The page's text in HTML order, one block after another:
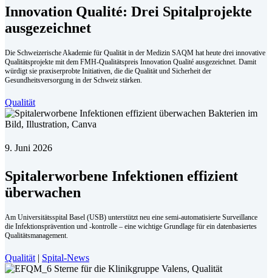
Innovation Qualité: Drei Spitalprojekte
ausgezeichnet
Die Schweizerische Akademie für Qualität in der Medizin SAQM hat heute drei innovative
Qualitätsprojekte mit dem FMH-Qualitätspreis Innovation Qualité ausgezeichnet. Damit
würdigt sie praxiserprobte Initiativen, die die Qualität und Sicherheit der
Gesundheitsversorgung in der Schweiz stärken.
Qualität
9. Juni 2026
Spitalerworbene Infektionen effizient
überwachen
Am Universitätsspital Basel (USB) unterstützt neu eine semi-automatisierte Surveillance
die Infek­tionsprävention und -kontrolle – eine wichtige Grundlage für ein datenbasiertes
Qualitätsmanagement.
Qualität | Spital-News